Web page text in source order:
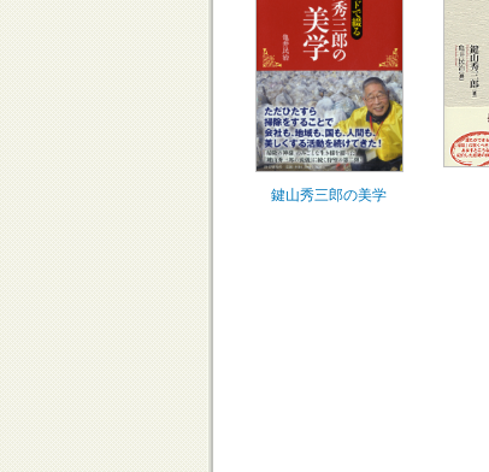
鍵山秀三郎の美学